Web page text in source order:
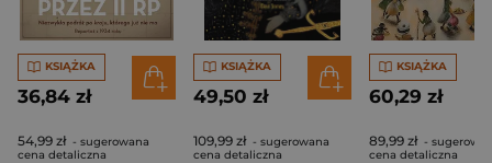
KSIĄŻKA
36,84 zł
54,99 zł - sugerowana
cena detaliczna
KSIĄŻKA
49,50 zł
109,99 zł - sugerowana
cena detaliczna
KSIĄŻKA
60,29 zł
89,99 zł -
cena detaliczna